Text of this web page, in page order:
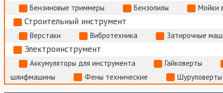
Бензиновые триммеры Бензопилы Мойки
Строительный инструмент
Верстаки Вибротехника Затирочные
Электроинструмент
Аккумуляторы для инструмента
Гайковерты
шлифмашины
Фены технические